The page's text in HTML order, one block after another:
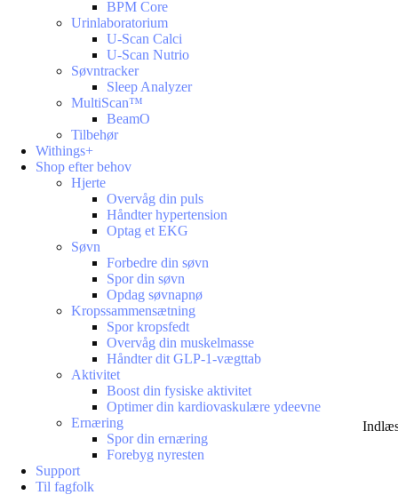
BPM Core
Urinlaboratorium
U-Scan Calci
U-Scan Nutrio
Søvntracker
Sleep Analyzer
MultiScan™
BeamO
Tilbehør
Withings+
Shop efter behov
Hjerte
Overvåg din puls
Håndter hypertension
Optag et EKG
Søvn
Forbedre din søvn
Spor din søvn
Opdag søvnapnø
Kropssammensætning
Spor kropsfedt
Overvåg din muskelmasse
Håndter dit GLP-1-vægttab
Aktivitet
Boost din fysiske aktivitet
Optimer din kardiovaskulære ydeevne
Ernæring
Spor din ernæring
Forebyg nyresten
Support
Til fagfolk